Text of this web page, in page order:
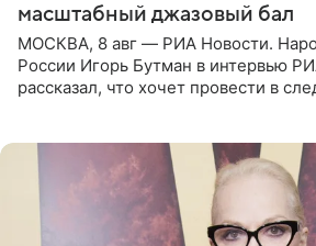
масштабный джазовый бал
МОСКВА, 8 авг — РИА Новости.
России Игорь Бутман в интервью
рассказал, что хочет провести в